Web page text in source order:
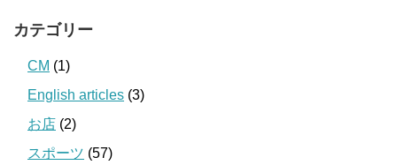
カテゴリー
CM (1)
English articles (3)
お店 (2)
スポーツ (57)